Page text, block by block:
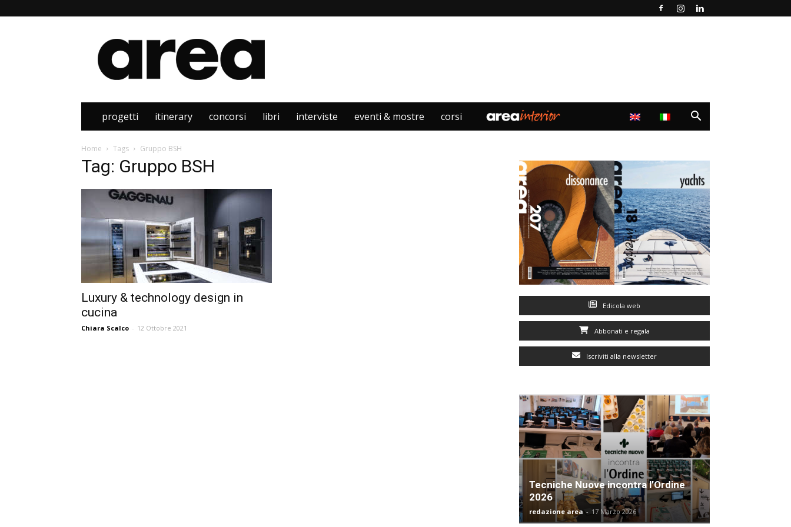
Area
progetti itinerary concorsi libri interviste eventi & mostre corsi
Home Tags Gruppo BSH
Tag: Gruppo BSH
Luxury & technology design in
cucina
Chiara Scalco - 12 Ottobre 2021
Edicola web
Abbonati e regala
Iscriviti alla newsletter
Tecniche Nuove incontra l’Ordine
2026
redazione area - 17 Marzo 2026